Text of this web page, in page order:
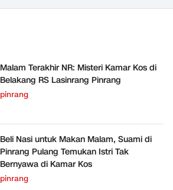
Malam Terakhir NR: Misteri Kamar Kos di
Belakang RS Lasinrang Pinrang
pinrang
Beli Nasi untuk Makan Malam, Suami di
Pinrang Pulang Temukan Istri Tak
Bernyawa di Kamar Kos
pinrang